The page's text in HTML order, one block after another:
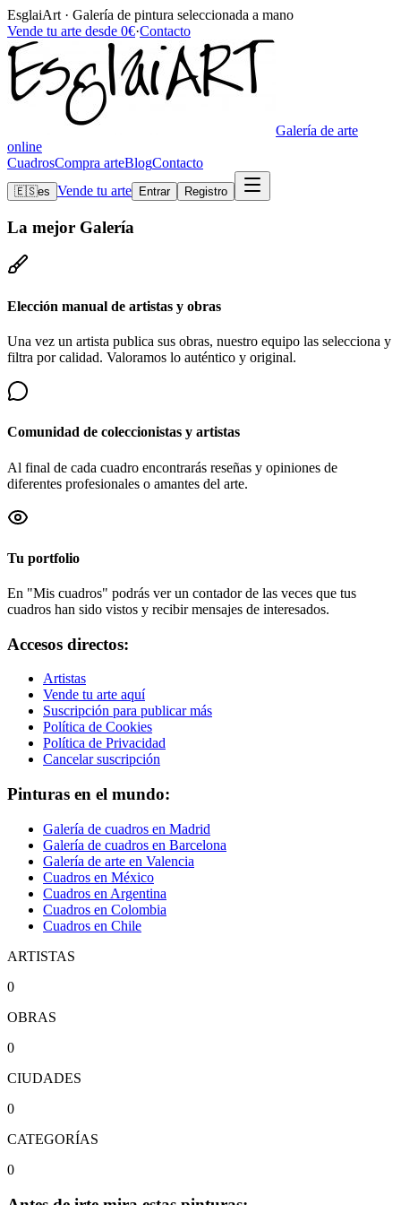
EsglaiArt · Galería de pintura seleccionada a mano
Vende tu arte desde 0€·Contacto
Galería de arte
online
CuadrosCompra arteBlogContacto
🇪🇸es Vende tu arte Entrar Registro
La mejor Galería
Elección manual de artistas y obras
Una vez un artista publica sus obras, nuestro equipo las selecciona y
filtra por calidad. Valoramos lo auténtico y original.
Comunidad de coleccionistas y artistas
Al final de cada cuadro encontrarás reseñas y opiniones de
diferentes profesionales o amantes del arte.
Tu portfolio
En "Mis cuadros" podrás ver un contador de las veces que tus
cuadros han sido vistos y recibir mensajes de interesados.
Accesos directos:
Artistas
Vende tu arte aquí
Suscripción para publicar más
Política de Cookies
Política de Privacidad
Cancelar suscripción
Pinturas en el mundo:
Galería de cuadros en Madrid
Galería de cuadros en Barcelona
Galería de arte en Valencia
Cuadros en México
Cuadros en Argentina
Cuadros en Colombia
Cuadros en Chile
ARTISTAS
0
OBRAS
0
CIUDADES
0
CATEGORÍAS
0